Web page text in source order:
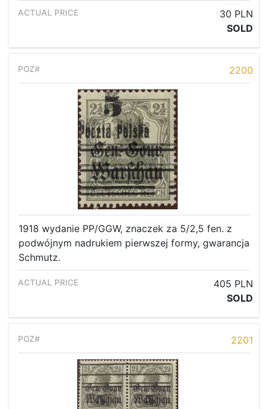
30 PLN
SOLD
2200
1918 wydanie PP/GGW, znaczek za 5/2,5 fen. z
podwójnym nadrukiem pierwszej formy, gwarancja
Schmutz.
405 PLN
SOLD
2201